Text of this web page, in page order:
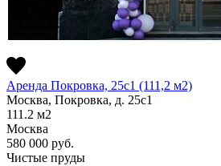
Аренда Покровка, 25с1 (111,2 м2)
Москва, Покровка, д. 25с1
111.2 м2
Москва
580 000 руб.
Чистые пруды